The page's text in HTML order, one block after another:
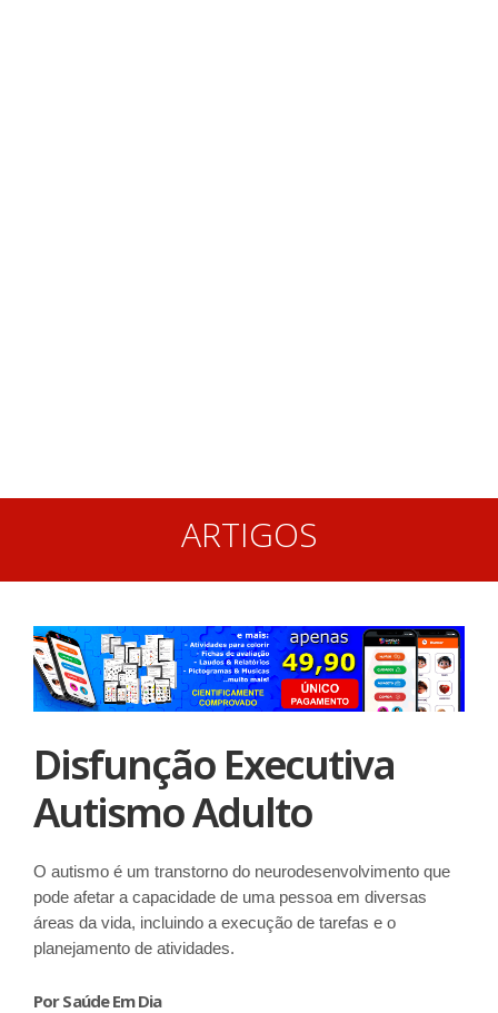
ARTIGOS
Disfunção Executiva
Autismo Adulto
O autismo é um transtorno do neurodesenvolvimento que
pode afetar a capacidade de uma pessoa em diversas
áreas da vida, incluindo a execução de tarefas e o
planejamento de atividades.
Por Saúde Em Dia